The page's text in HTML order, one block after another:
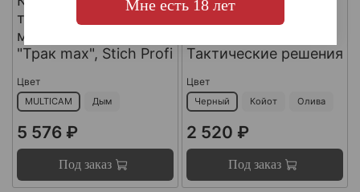
тактических
модульных ремней
"Трак max", Stich Profi
Цвет
MULTICAM Дым
5 576 ₽
Под заказ
Тактические решения
Цвет
Черный Койот Олива
2 520 ₽
Под заказ
Мне есть 18 лет